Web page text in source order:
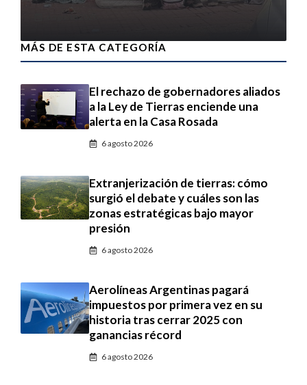
6 agosto 2026
MÁS DE ESTA CATEGORÍA
El rechazo de gobernadores aliados
a la Ley de Tierras enciende una
alerta en la Casa Rosada
6 agosto 2026
Extranjerización de tierras: cómo
surgió el debate y cuáles son las
zonas estratégicas bajo mayor
presión
6 agosto 2026
Aerolíneas Argentinas pagará
impuestos por primera vez en su
historia tras cerrar 2025 con
ganancias récord
6 agosto 2026